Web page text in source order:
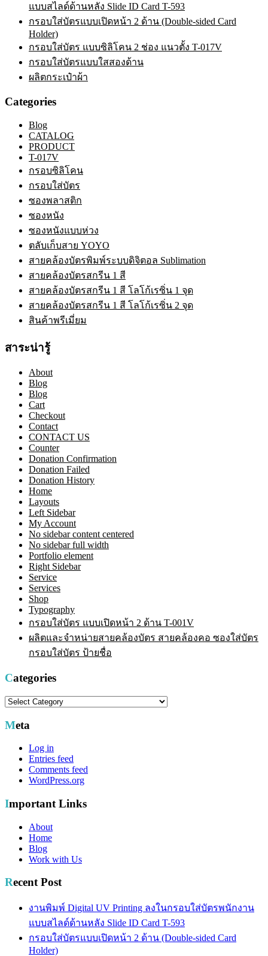
แบบสไลด์ด้านหลัง Slide ID Card T-593
กรอบใส่บัตรแบบเปิดหน้า 2 ด้าน (Double-sided Card
Holder)
กรอบใส่บัตร แบบซิลิโคน 2 ช่อง แนวตั้ง T-017V
กรอบใส่บัตรแบบใสสองด้าน
ผลิตกระเป๋าผ้า
Categories
Blog
CATALOG
PRODUCT
T-017V
กรอบซิลิโคน
กรอบใส่บัตร
ซองพลาสติก
ซองหนัง
ซองหนังแบบห่วง
ตลับเก็บสาย YOYO
สายคล้องบัตรพิมพ์ระบบดิจิตอล Sublimation
สายคล้องบัตรสกรีน 1 สี
สายคล้องบัตรสกรีน 1 สี โลโก้เรซิ่น 1 จุด
สายคล้องบัตรสกรีน 1 สี โลโก้เรซิ่น 2 จุด
สินค้าพรีเมี่ยม
สาระน่ารู้
About
Blog
Blog
Cart
Checkout
Contact
CONTACT US
Counter
Donation Confirmation
Donation Failed
Donation History
Home
Layouts
Left Sidebar
My Account
No sidebar content centered
No sidebar full width
Portfolio element
Right Sidebar
Service
Services
Shop
Typography
กรอบใส่บัตร แบบเปิดหน้า 2 ด้าน T-001V
ผลิตและจำหน่ายสายคล้องบัตร สายคล้องคอ ซองใส่บัตร
กรอบใส่บัตร ป้ายชื่อ
Categories
Categories
Meta
Log in
Entries feed
Comments feed
WordPress.org
Important Links
About
Home
Blog
Work with Us
Recent Post
งานพิมพ์ Digital UV Printing ลงในกรอบใส่บัตรพนักงาน
แบบสไลด์ด้านหลัง Slide ID Card T-593
กรอบใส่บัตรแบบเปิดหน้า 2 ด้าน (Double-sided Card
Holder)